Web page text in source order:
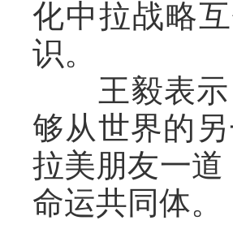
化中拉战略
识。
王毅表示
够从世界的
拉美朋友一
命运共同体。